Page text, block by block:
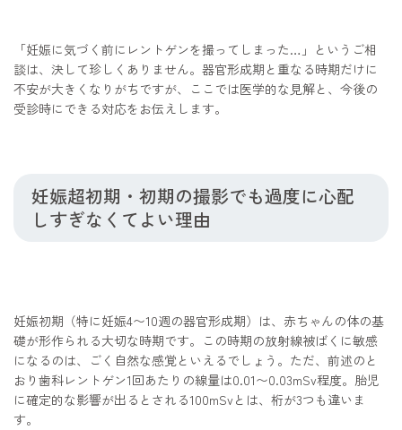
「妊娠に気づく前にレントゲンを撮ってしまった…」というご相
談は、決して珍しくありません。器官形成期と重なる時期だけに
不安が大きくなりがちですが、ここでは医学的な見解と、今後の
受診時にできる対応をお伝えします。
妊娠超初期・初期の撮影でも過度に心配
しすぎなくてよい理由
妊娠初期（特に妊娠4〜10週の器官形成期）は、赤ちゃんの体の基
礎が形作られる大切な時期です。この時期の放射線被ばくに敏感
になるのは、ごく自然な感覚といえるでしょう。ただ、前述のと
おり歯科レントゲン1回あたりの線量は0.01〜0.03mSv程度。胎児
に確定的な影響が出るとされる100mSvとは、桁が3つも違いま
す。